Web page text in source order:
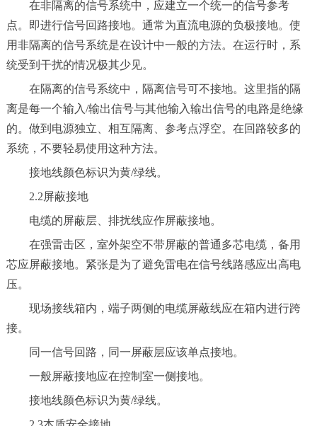
在非隔离的信号系统中，应建立一个统一的信号参考
点。即进行信号回路接地。通常为直流电源的负极接地。使
用非隔离的信号系统是在设计中一般的方法。在运行时，系
统受到干扰的情况极其少见。
在隔离的信号系统中，隔离信号可不接地。这里指的隔
离是每一个输入/输出信号与其他输入输出信号的电路是绝缘
的。做到电源独立、相互隔离、参考点浮空。在回路较多的
系统，不要轻易使用这种方法。
接地线颜色标识为黄/绿线。
2.2屏蔽接地
电缆的屏蔽层、排扰线应作屏蔽接地。
在强雷击区，室外架空不带屏蔽的普通多芯电缆，备用
芯应屏蔽接地。紧张是为了避免雷电在信号线路感应出高电
压。
现场接线箱内，端子两侧的电缆屏蔽线应在箱内进行跨
接。
同一信号回路，同一屏蔽层应该单点接地。
一般屏蔽接地应在控制室一侧接地。
接地线颜色标识为黄/绿线。